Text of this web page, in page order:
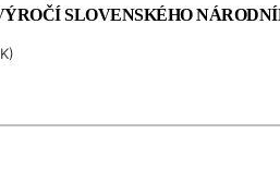
SLOVENSKÉHO
)